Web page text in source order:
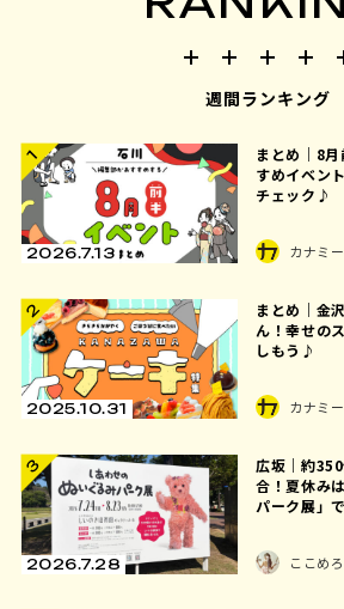
週間ランキング
1
2026.7.13
まとめ｜8
すめイベン
チェック♪
カナミ
2
2025.10.31
まとめ｜金
ん！幸せの
しもう♪
カナミ
3
2026.7.28
広坂｜約
合！夏休み
パーク展」
ここめろ